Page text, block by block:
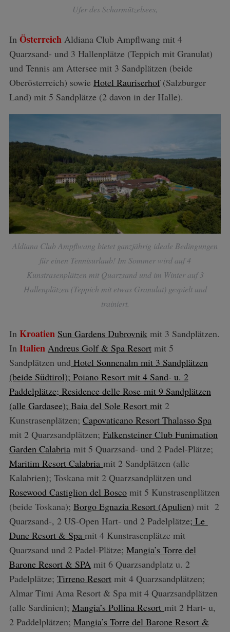
Ufer des Scharmützelsees,
In ÖsterreichAldiana Club Ampflwang mit 4
Quarzsand- und 3 Hallenplätze (Teppich mit Granulat)
und Tennis am Attersee mit 3 Sandplätzen (beide
Oberösterreich) sowie Hotel Rauriserhof(Salzburger
Land) mit 5 Sandplätze (2 davon in der Halle).
Aldiana Club Ampflwang bietet ganzjährig ideale Bedingungen
für einen Tennisurlaub! Im Sommer wird auf 4
Kunstrasenplätzen mit Quarzsand und im Winter auf 3
Hallenplätzen (Teppich mit etwas Granulat) gespielt und
trainiert.
In Kroatien Sun Gardens Dubrovnikmit 3 Sandplätzen.
In Italien Andreus Golf & Spa Resortmit 5
Sandplätzen und Hotel Sonnenalm mit 3 Sandplätzen
(beide Südtirol); Poiano Resort mit 4 Sand- u. 2
Paddelplätze; Residence delle Rose mit 9 Sandplätzen
(alle Gardasee); Baia del Sole Resort mit2
Kunstrasenplätzen; Capovaticano Resort Thalasso Spa
mit 2 Quarzsandplätzen; Falkensteiner Club Funimation
Garden Calabriamit 5 Quarzsand- und 2 Padel-Plätze;
Maritim Resort Calabria mit 2 Sandplätzen (alle
Kalabrien); Toskana mit 2 Quarzsandplätzen und
Rosewood Castiglion del Boscomit 5 Kunstrasenplätzen
(beide Toskana); Borgo Egnazia Resort (Apulien) mit 2
Quarzsand-, 2 US-Open Hart- und 2 Padelplätze; Le
Dune Resort & Spa mit 4 Kunstrasenplätze mit
Quarzsand und 2 Padel-Plätze; Mangia’s Torre del
Barone Resort & SPAmit 6 Quarzsandplatz u. 2
Padelplätze; Tirreno Resortmit 4 Quarzsandplätzen;
Almar Timi Ama Resort & Spa mit 4 Quarzsandplätzen
(alle Sardinien); Mangia’s Pollina Resort mit 2 Hart- u,
2 Paddelplätzen; Mangia’s Torre del Barone Resort &